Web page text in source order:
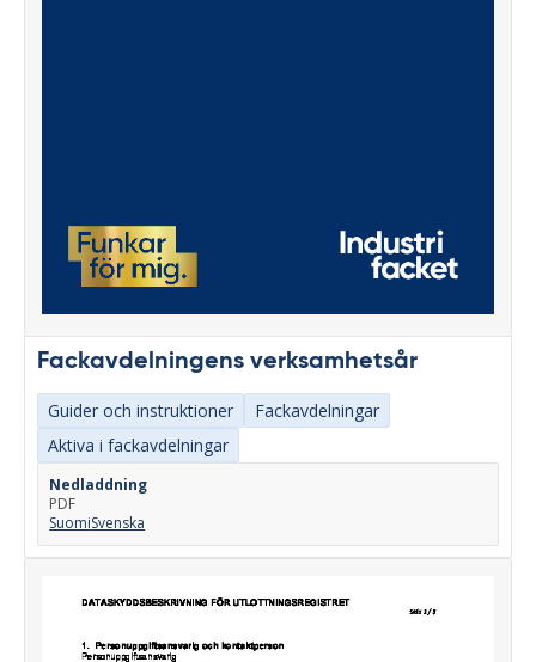
Fackavdelningens verksamhetsår
Guider och instruktioner
Fackavdelningar
Aktiva i fackavdelningar
Nedladdning
PDF
SuomiSvenska